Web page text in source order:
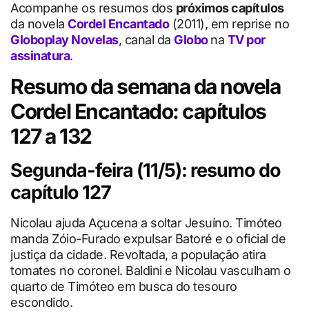
Acompanhe os resumos dos próximos capítulos
da novela Cordel Encantado(2011), em reprise no
Globoplay Novelas, canal da Globona TV por
assinatura.
Resumo da semana da novela
Cordel Encantado: capítulos
127 a 132
Segunda-feira (11/5): resumo do
capítulo 127
Nicolau ajuda Açucena a soltar Jesuíno. Timóteo
manda Zóio-Furado expulsar Batoré e o oficial de
justiça da cidade. Revoltada, a população atira
tomates no coronel. Baldini e Nicolau vasculham o
quarto de Timóteo em busca do tesouro
escondido.